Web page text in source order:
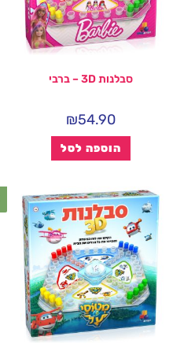
סבלנות 3D – ברבי
₪54.90
הוספה לסל